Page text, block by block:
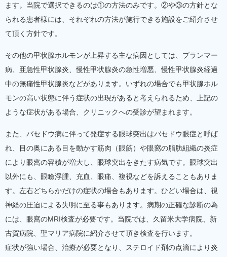
ます。当院で選択できるのは①の方法のみです。②や③の方針とな
られる患者様には、それぞれの方法が施行できる施設をご紹介させ
て頂く方針です。
その他の甲状腺ホルモンが上昇する主な病因としては、プランマー
病、亜急性甲状腺炎、慢性甲状腺炎の急性増悪、慢性甲状腺炎経過
中の無痛性甲状腺炎などがあります。いずれの場合でも甲状腺ホル
モンの高い状態に伴う症状の出現があると考えられるため、上記の
ような症状がある場合、クリニックへの受診が望まれます。
また、バセドウ病に伴って発症する眼球突出はバセドウ眼症と呼ば
れ、目の奥にある目を動かす筋肉（眼筋）や眼窩の脂肪組織の炎症
により眼窩の容積が増大し、眼球突出をきたす病気です。眼球突出
以外にも、眼瞼浮腫、充血、眼痛、複視などを訴えることもありま
す。左右どちらかだけの症状の場合もあります。ひどい場合は、視
神経の圧迫による失明に至る事もあります。病期の正確な診断の為
には、眼窩のMRI検査が必要です。当院では、久留米大学病院、新
古賀病院、聖マリア病院に紹介させて頂き検査を行います。
症状が強い場合、治療が必要となり、ステロイド剤の点滴により炎